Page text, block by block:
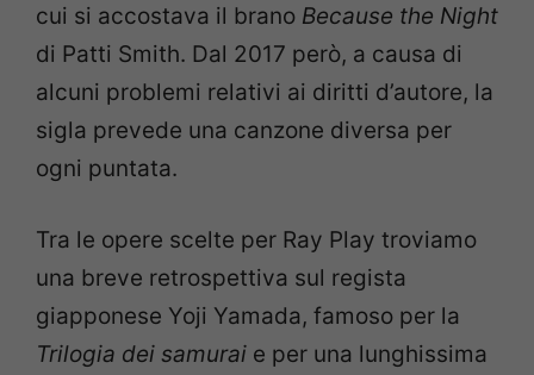
cui si accostava il brano Because the Night
di Patti Smith. Dal 2017 però, a causa di
alcuni problemi relativi ai diritti d’autore, la
sigla prevede una canzone diversa per
ogni puntata.
Tra le opere scelte per Ray Play troviamo
una breve retrospettiva sul regista
giapponese Yoji Yamada, famoso per la
Trilogia dei samurai e per una lunghissima